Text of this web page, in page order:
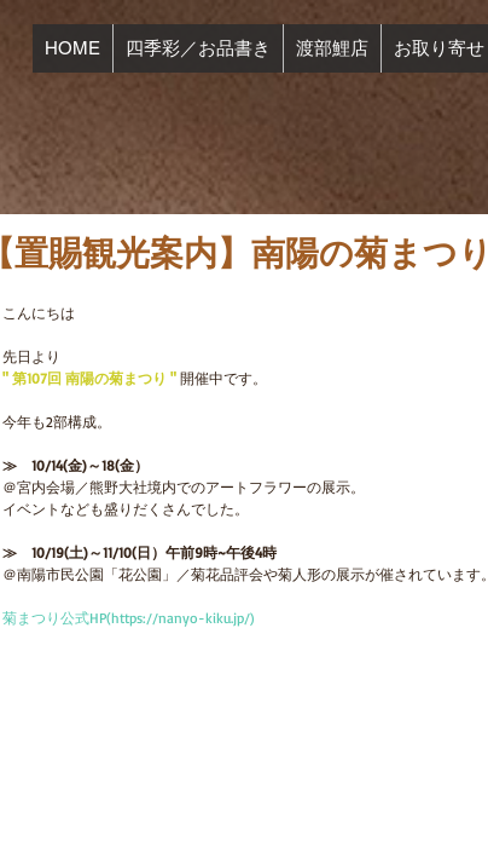
HOME 四季彩／お品書き 渡部鯉店 お取り寄せ
【置賜観光案内】南陽の菊まつり
こんにちは
先日より
" 第107回 南陽の菊まつり " 開催中です。
今年も2部構成。
≫　10/14(金)～18(金）
＠宮内会場／熊野大社境内でのアートフラワーの展示。
イベントなども盛りだくさんでした。
≫　10/19(土)～11/10(日）午前9時~午後4時
＠南陽市民公園「花公園」／菊花品評会や菊人形の展示が催されています。
菊まつり公式HP(https://nanyo-kiku.jp/)